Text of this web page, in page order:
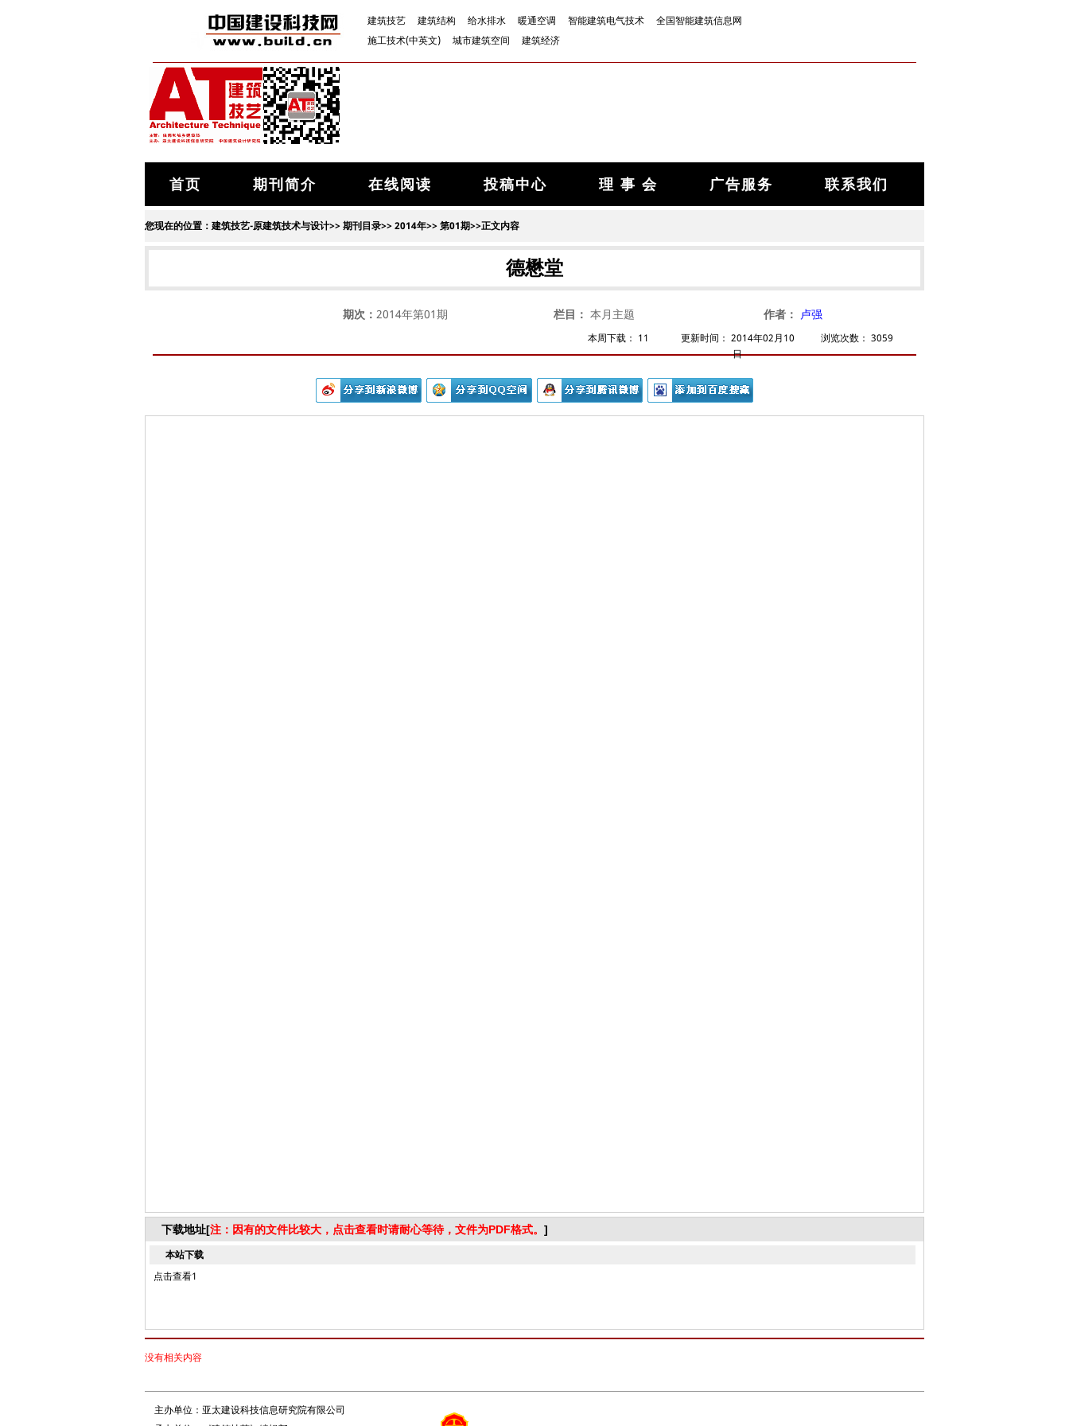
建筑技艺 建筑结构 给水排水 暖通空调 智能建筑电气技术
全国智能建筑信息网
施工技术(中英文)
城市建筑空间 建筑经济
首页 期刊简介 在线阅读 投稿中心 理 事 会 广告服务 联系我们
您现在的位置： 建筑技艺-原建筑技术与设计>>期刊目录>>2014年>>第01期>>正文内容
德懋堂
期次： 2014年第01期 栏目： 本月主题 作者： 卢强
浏览次数： 3059
更新时间： 2014年02月10
日
本周下载： 11
下载地址[注：因有的文件比较大，点击查看时请耐心等待，文件为PDF格式。 ]
本站下载
点击查看1
没有相关内容
主办单位：亚太建设科技信息研究院有限公司